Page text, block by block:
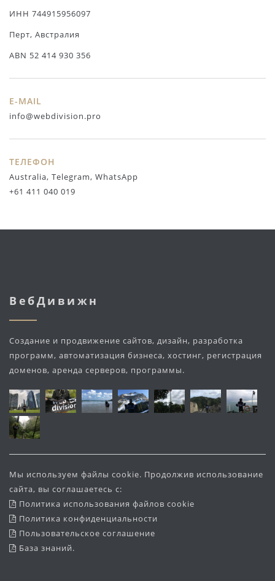
ИНН 744915956097
Перт, Австралия
ABN 52 414 930 356
E-MAIL
info@webdivision.pro
ТЕЛЕФОН
Australia, Telegram, WhatsApp
+61 411 040 019
ВебДивижн
Создание и продвижение сайтов, дизайн, разработка
программ, автоматизация бизнеса, хостинг, регистрация
доменов, аренда серверов, программы.
Мы используем файлы cookie. Продолжив использование
сайта, вы соглашаетесь с:
Политика использования файлов cookie
Политика конфиденциальности
Пользовательское соглашение
База знаний.